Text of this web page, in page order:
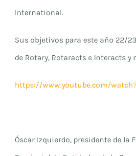
International.
Sus objetivos para este año 22/
de Rotary, Rotaracts e Interacts y
https://www.youtube.com/
Óscar Izquierdo, presidente de la